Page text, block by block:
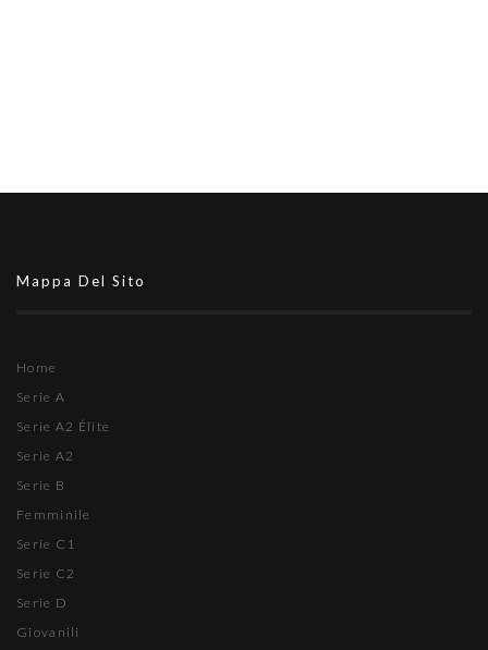
Mappa Del Sito
Home
Serie A
Serie A2 Élite
Serie A2
Serie B
Femminile
Serie C1
Serie C2
Serie D
Giovanili